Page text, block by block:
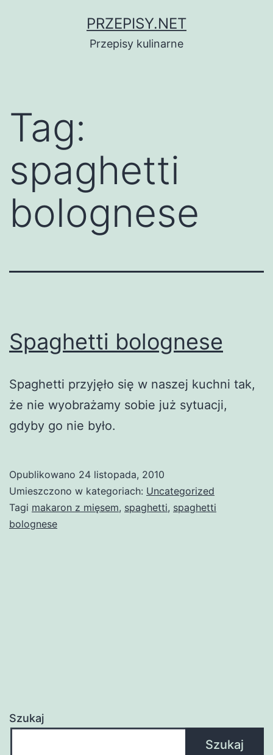
PRZEPISY.NET
Przepisy kulinarne
Tag:
spaghetti
bolognese
Spaghetti bolognese
Spaghetti przyjęło się w naszej kuchni tak,
że nie wyobrażamy sobie już sytuacji,
gdyby go nie było.
Opublikowano 24 listopada, 2010
Umieszczono w kategoriach: Uncategorized
Tagi makaron z mięsem, spaghetti, spaghetti
bolognese
Szukaj
Szukaj